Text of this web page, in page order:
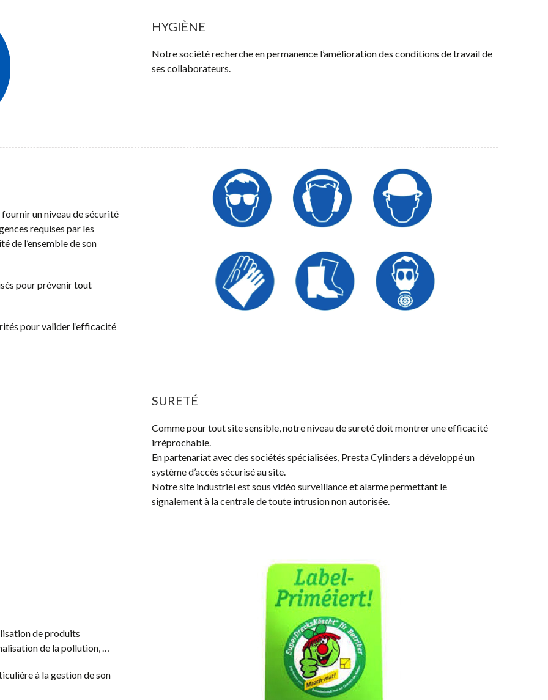
HYGIÈNE
Notre société recherche en permanence l’amélioration des conditions de travail de
ses collaborateurs.
un niveau de sécurité
requises par les
de l’ensemble de son
pour prévenir tout
pour valider l’efficacité
SURETÉ
Comme pour tout site sensible, notre niveau de sureté doit montrer une efficacité
irréprochable.
En partenariat avec des sociétés spécialisées, Presta Cylinders a développé un
système d’accès sécurisé au site.
Notre site industriel est sous vidéo surveillance et alarme permettant le
signalement à la centrale de toute intrusion non autorisée.
de produits
de la pollution, …
à la gestion de son